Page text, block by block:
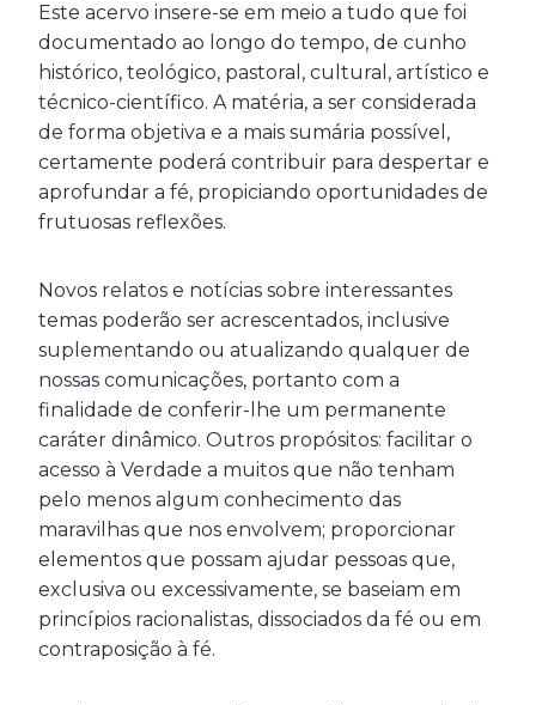
Este acervo insere-se em meio a tudo que foi
documentado ao longo do tempo, de cunho
histórico, teológico, pastoral, cultural, artístico e
técnico-científico. A matéria, a ser considerada
de forma objetiva e a mais sumária possível,
certamente poderá contribuir para despertar e
aprofundar a fé, propiciando oportunidades de
frutuosas reflexões.
Novos relatos e notícias sobre interessantes
temas poderão ser acrescentados, inclusive
suplementando ou atualizando qualquer de
nossas comunicações, portanto com a
finalidade de conferir-lhe um permanente
caráter dinâmico. Outros propósitos: facilitar o
acesso à Verdade a muitos que não tenham
pelo menos algum conhecimento das
maravilhas que nos envolvem; proporcionar
elementos que possam ajudar pessoas que,
exclusiva ou excessivamente, se baseiam em
princípios racionalistas, dissociados da fé ou em
contraposição à fé.